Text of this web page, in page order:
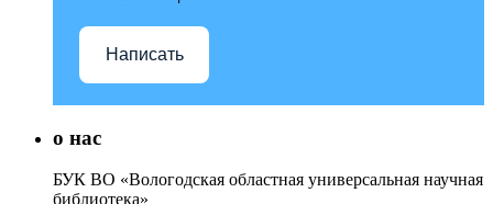
Написать
о нас
БУК ВО «Вологодская областная универсальная научная
библиотека»